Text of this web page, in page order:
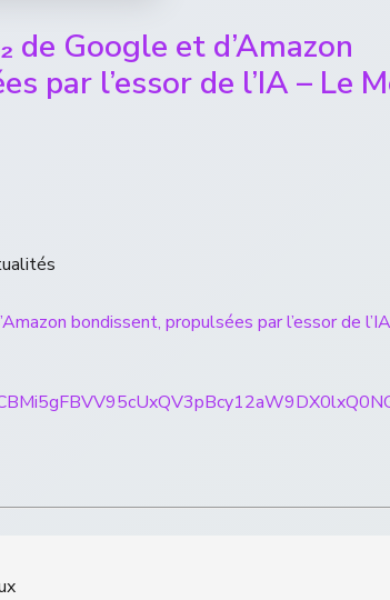
de Google et d’Amazon
par l’essor de l’IA – Le
bondissent, propulsées par l’essor de l’IA